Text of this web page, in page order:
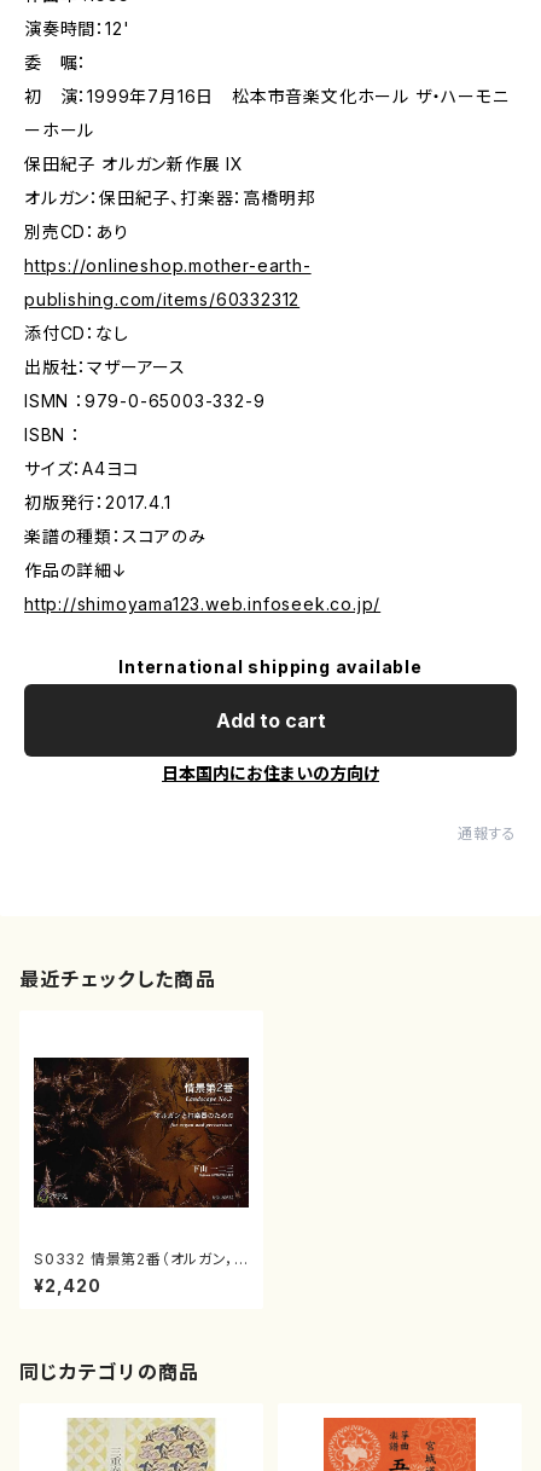
演奏時間：12'
委 嘱：
初 演：1999年7月16日 松本市音楽文化ホール ザ・ハーモニ
ーホール
保田紀子 オルガン新作展 IX
オルガン：保田紀子、打楽器：高橋明邦
別売CD：あり
https://onlineshop.mother-earth-
publishing.com/items/60332312
添付CD：なし
出版社：マザーアース
ISMN ：979-0-65003-332-9
ISBN ：
サイズ：A4ヨコ
初版発行：2017.4.1
楽譜の種類：スコアのみ
作品の詳細↓
http://shimoyama123.web.infoseek.co.jp/
International shipping available
Add to cart
日本国内にお住まいの方向け
通報する
最近チェックした商品
S0332 情景第2番（オルガン，
打楽器/下山一二三/楽譜）
¥2,420
同じカテゴリの商品